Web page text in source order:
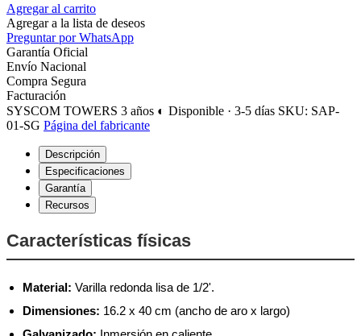
Agregar al carrito
Agregar a la lista de deseos
Preguntar por WhatsApp
Garantía Oficial
Envío Nacional
Compra Segura
Facturación
SYSCOM TOWERS 3 años ◐ Disponible · 3-5 días SKU: SAP-
01-SG Página del fabricante
Descripción
Especificaciones
Garantía
Recursos
Características físicas
Material: Varilla redonda lisa de 1/2'.
Dimensiones: 16.2 x 40 cm (ancho de aro x largo)